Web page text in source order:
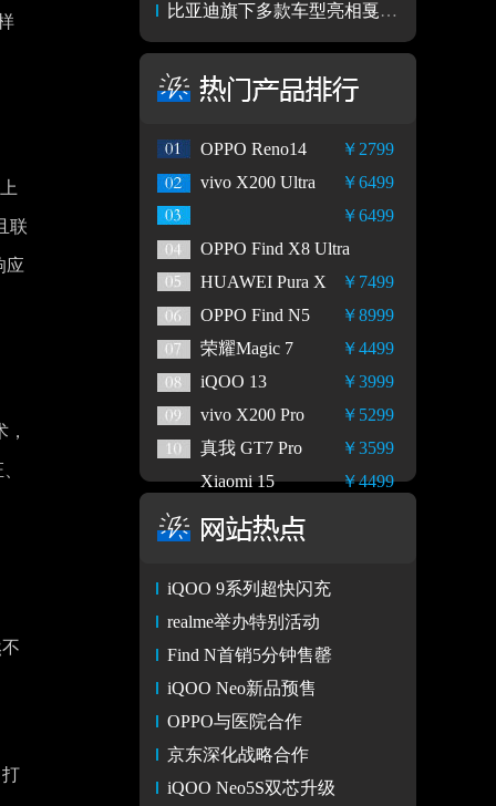
联
应
比亚迪旗下多款车型亮相戛纳电影节，向世界展示中国智造
￥2799
OPPO Reno14
￥6499
vivo X200 Ultra
￥6499
OPPO Find X8 Ultra
￥7499
HUAWEI Pura X
￥8999
OPPO Find N5
￥4499
荣耀Magic 7
￥3999
iQOO 13
￥5299
vivo X200 Pro
￥3599
真我 GT7 Pro
￥4499
Xiaomi 15
iQOO 9系列超快闪充
realme举办特别活动
Find N首销5分钟售罄
iQOO Neo新品预售
OPPO与医院合作
京东深化战略合作
iQOO Neo5S双芯升级